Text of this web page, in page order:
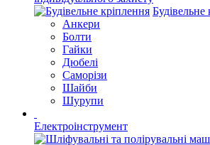
Будівельне
Анкери
Болти
Гайки
Дюбелі
Саморізи
Шайби
Шурупи
Електроінструмент